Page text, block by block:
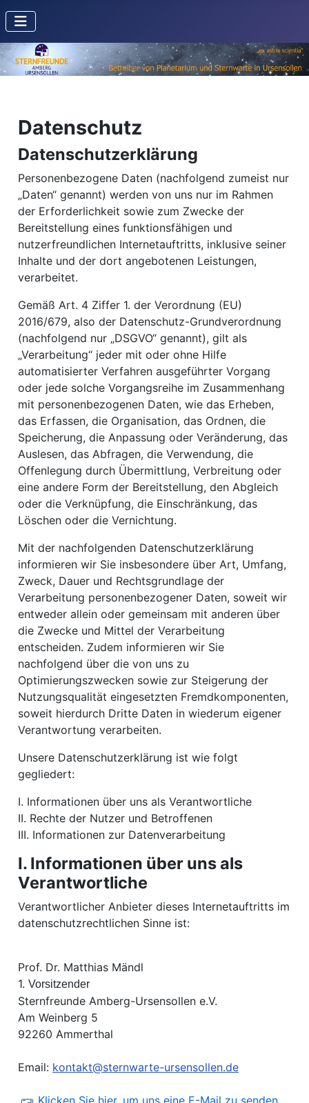
Datenschutz
Datenschutzerklärung
Personenbezogene Daten (nachfolgend zumeist nur
„Daten“ genannt) werden von uns nur im Rahmen
der Erforderlichkeit sowie zum Zwecke der
Bereitstellung eines funktionsfähigen und
nutzerfreundlichen Internetauftritts, inklusive seiner
Inhalte und der dort angebotenen Leistungen,
verarbeitet.
Gemäß Art. 4 Ziffer 1. der Verordnung (EU)
2016/679, also der Datenschutz-Grundverordnung
(nachfolgend nur „DSGVO“ genannt), gilt als
„Verarbeitung“ jeder mit oder ohne Hilfe
automatisierter Verfahren ausgeführter Vorgang
oder jede solche Vorgangsreihe im Zusammenhang
mit personenbezogenen Daten, wie das Erheben,
das Erfassen, die Organisation, das Ordnen, die
Speicherung, die Anpassung oder Veränderung, das
Auslesen, das Abfragen, die Verwendung, die
Offenlegung durch Übermittlung, Verbreitung oder
eine andere Form der Bereitstellung, den Abgleich
oder die Verknüpfung, die Einschränkung, das
Löschen oder die Vernichtung.
Mit der nachfolgenden Datenschutzerklärung
informieren wir Sie insbesondere über Art, Umfang,
Zweck, Dauer und Rechtsgrundlage der
Verarbeitung personenbezogener Daten, soweit wir
entweder allein oder gemeinsam mit anderen über
die Zwecke und Mittel der Verarbeitung
entscheiden. Zudem informieren wir Sie
nachfolgend über die von uns zu
Optimierungszwecken sowie zur Steigerung der
Nutzungsqualität eingesetzten Fremdkomponenten,
soweit hierdurch Dritte Daten in wiederum eigener
Verantwortung verarbeiten.
Unsere Datenschutzerklärung ist wie folgt
gegliedert:
I. Informationen über uns als Verantwortliche
II. Rechte der Nutzer und Betroffenen
III. Informationen zur Datenverarbeitung
I. Informationen über uns als
Verantwortliche
Verantwortlicher Anbieter dieses Internetauftritts im
datenschutzrechtlichen Sinne ist:
Prof. Dr. Matthias Mändl
1. Vorsitzender
Sternfreunde Amberg-Ursensollen e.V.
Am Weinberg 5
92260 Ammerthal
Email: kontakt@sternwarte-ursensollen.de
Klicken Sie hier, um uns eine E-Mail zu senden